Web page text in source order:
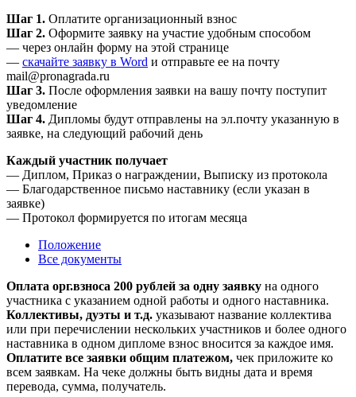
Шаг 1. Оплатите организационный взнос
Шаг 2. Оформите заявку на участие удобным способом
— через онлайн форму на этой странице
— скачайте заявку в Word и отправьте ее на почту
mail@pronagrada.ru
Шаг 3. После оформления заявки на вашу почту поступит
уведомление
Шаг 4. Дипломы будут отправлены на эл.почту указанную в
заявке, на следующий рабочий день
Каждый участник получает
— Диплом, Приказ о награждении, Выписку из протокола
— Благодарственное письмо наставнику (если указан в
заявке)
— Протокол формируется по итогам месяца
Положение
Все документы
Оплата орг.взноса 200 рублей за одну заявку на одного
участника с указанием одной работы и одного наставника.
Коллективы, дуэты и т.д. указывают название коллектива
или при перечислении нескольких участников и более одного
наставника в одном дипломе взнос вносится за каждое имя.
Оплатите все заявки общим платежом, чек приложите ко
всем заявкам. На чеке должны быть видны дата и время
перевода, сумма, получатель.